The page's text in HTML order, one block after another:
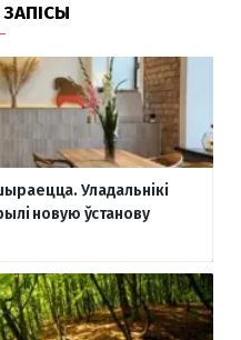
Уладальнікі
новую ўстанову